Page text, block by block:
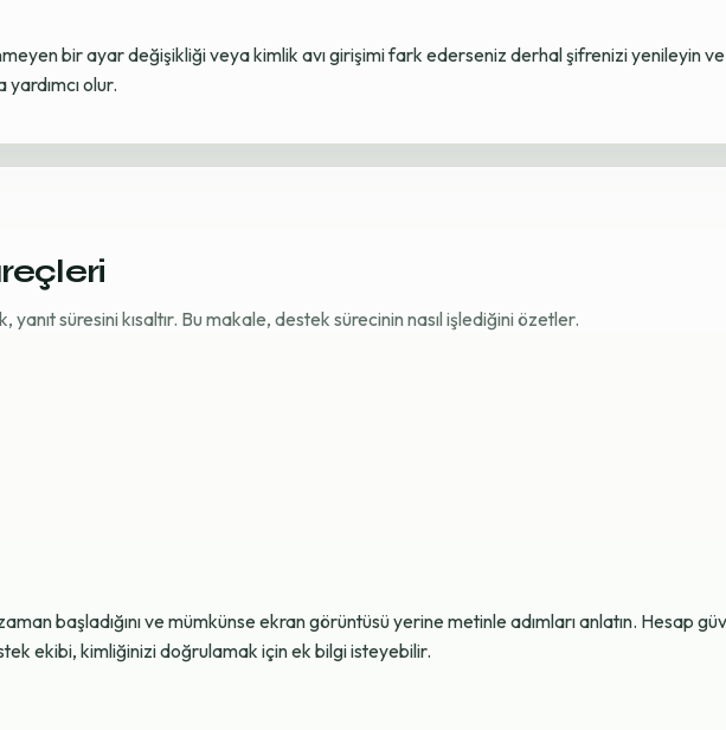
bir ayar değişikliği veya kimlik avı girişimi fark ederseniz derhal şifrenizi yenileyin
yardımcı olur.
süresini kısaltır. Bu makale, destek sürecinin nasıl işlediğini özetler.
başladığını ve mümkünse ekran görüntüsü yerine metinle adımları anlatın. Hesap
ekibi, kimliğinizi doğrulamak için ek bilgi isteyebilir.